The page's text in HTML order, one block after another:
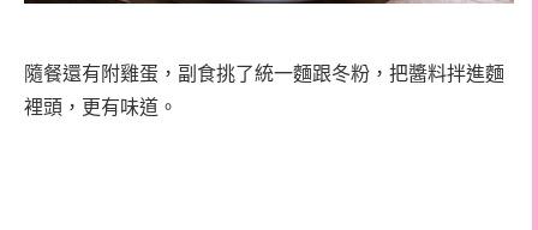
隨餐還有附雞蛋，副食挑了統一麵跟冬粉，把醬料拌進麵
裡頭，更有味道。